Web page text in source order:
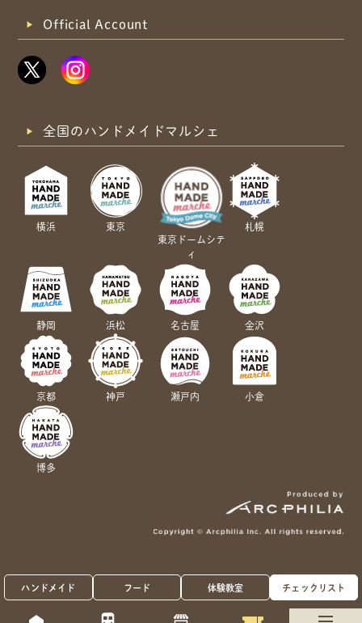
ハンドメイド フード 体験教室 チェックリスト
Official Account
全国のハンドメイドマルシェ
横浜
東京
東京ドームシテ
ィ
札幌
静岡 浜松 名古屋 金沢
京都 神戸 瀬戸内 小倉
博多